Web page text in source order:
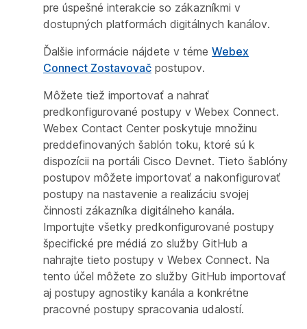
pre úspešné interakcie so zákazníkmi v
dostupných platformách digitálnych kanálov.
Ďalšie informácie nájdete v téme Webex
Connect Zostavovač postupov.
Môžete tiež importovať a nahrať
predkonfigurované postupy v Webex Connect.
Webex Contact Center poskytuje množinu
preddefinovaných šablón toku, ktoré sú k
dispozícii na portáli Cisco Devnet. Tieto šablóny
postupov môžete importovať a nakonfigurovať
postupy na nastavenie a realizáciu svojej
činnosti zákazníka digitálneho kanála.
Importujte všetky predkonfigurované postupy
špecifické pre médiá zo služby GitHub a
nahrajte tieto postupy v Webex Connect. Na
tento účel môžete zo služby GitHub importovať
aj postupy agnostiky kanála a konkrétne
pracovné postupy spracovania udalostí.